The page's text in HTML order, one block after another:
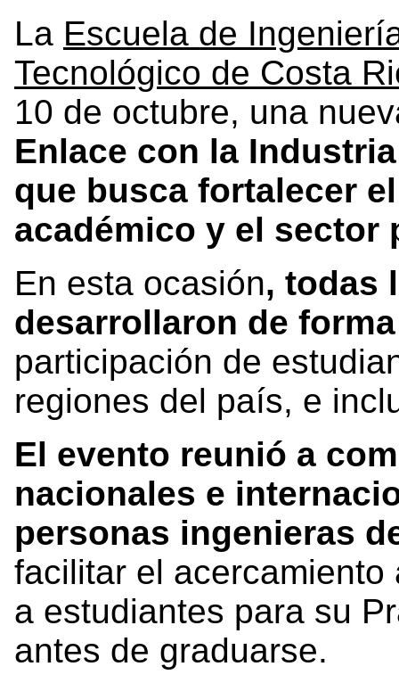
La Escuela de
Tecnológico de Costa
10 de octubre, una
Enlace con la Industria
que busca fortalecer
académico y el sector
En esta ocasión, todas
desarrollaron de
participación de
regiones del país, e
El evento reunió a
nacionales e
personas ingenieras
facilitar el
a estudiantes para su
antes de graduarse.